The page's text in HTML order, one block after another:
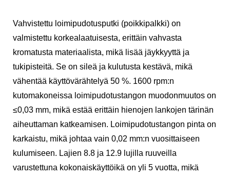
Vahvistettu loimipudotusputki (poikkipalkki) on
valmistettu korkealaatuisesta, erittäin vahvasta
kromatusta materiaalista, mikä lisää jäykkyyttä ja
tukipisteitä. Se on sileä ja kulutusta kestävä, mikä
vähentää käyttövärähtelyä 50 %. 1600 rpm:n
kutomakoneissa loimipudotustangon muodonmuutos on
≤0,03 mm, mikä estää erittäin hienojen lankojen tärinän
aiheuttaman katkeamisen. Loimipudotustangon pinta on
karkaistu, mikä johtaa vain 0,02 mm:n vuosittaiseen
kulumiseen. Lajien 8.8 ja 12.9 lujilla ruuveilla
varustettuna kokonaiskäyttöikä on yli 5 vuotta, mikä